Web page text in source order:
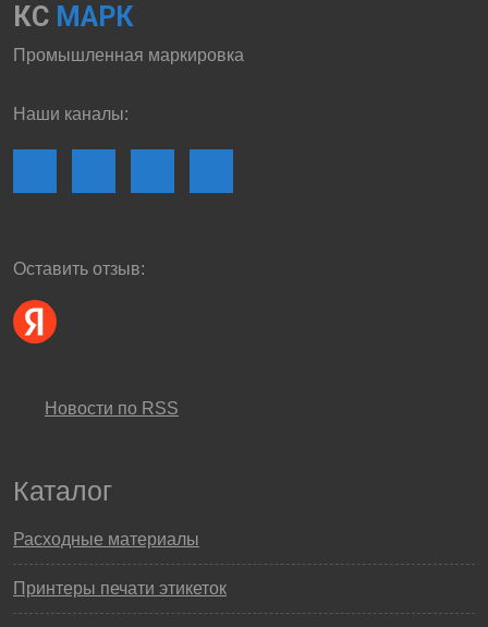
КС МАРК
Промышленная маркировка
Наши каналы:
Оставить отзыв:
Новости по RSS
Каталог
Расходные материалы
Принтеры печати этикеток